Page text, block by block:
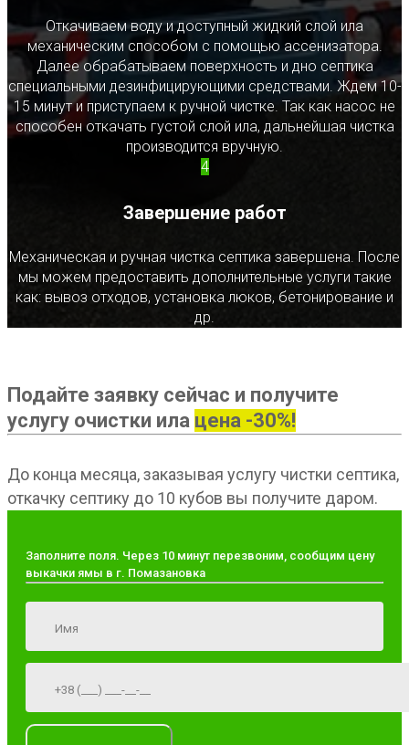
Откачиваем воду и доступный жидкий слой ила
механическим способом с помощью ассенизатора.
Далее обрабатываем поверхность и дно септика
специальными дезинфицирующими средствами. Ждем 10-
15 минут и приступаем к ручной чистке. Так как насос не
способен откачать густой слой ила, дальнейшая чистка
производится вручную.
4
Завершение работ
Механическая и ручная чистка септика завершена. После
мы можем предоставить дополнительные услуги такие
как: вывоз отходов, установка люков, бетонирование и
др.
Подайте заявку сейчас и получите
услугу очистки ила цена -30%!
До конца месяца, заказывая услугу чистки септика,
откачку септику до 10 кубов вы получите даром.
Заполните поля. Через 10 минут перезвоним, сообщим цену
выкачки ямы в г. Помазановка